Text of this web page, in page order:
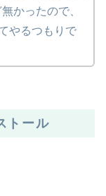
かったので、
やるつもりで
トール